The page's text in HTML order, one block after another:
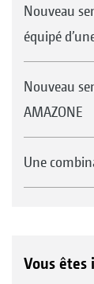
Nouveau
équipé
Nouveau
AMAZONE
Une
Vous êtes